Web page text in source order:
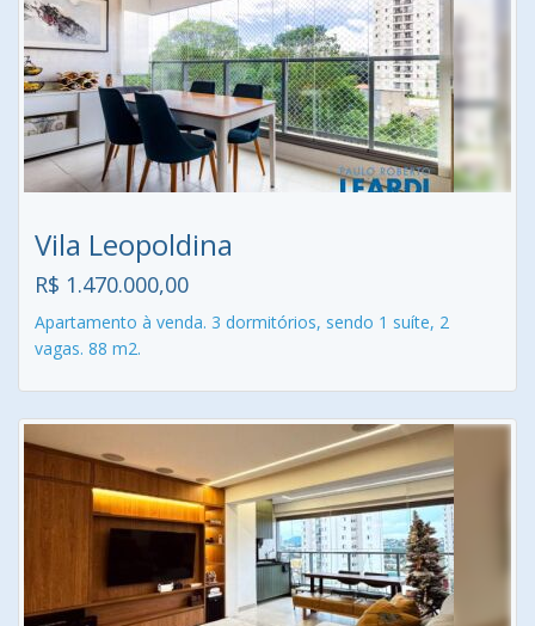
Vila Leopoldina
R$ 1.470.000,00
Apartamento à venda. 3 dormitórios, sendo 1 suíte, 2
vagas. 88 m2.